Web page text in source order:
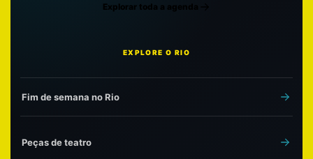
Explorar toda a agenda
EXPLORE O RIO
Fim de semana no Rio
Peças de teatro